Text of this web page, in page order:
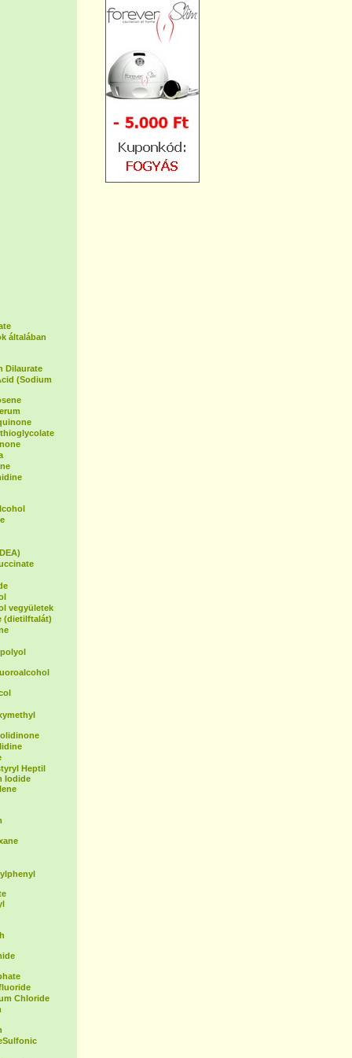
általában
Dilaurate
(Sodium
vegyületek
(dietilftalát)
Heptil
Iodide
Chloride